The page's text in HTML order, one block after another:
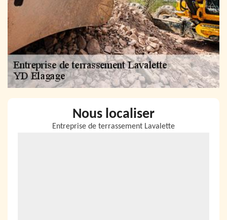
Nous localiser
Entreprise de terrassement Lavalette